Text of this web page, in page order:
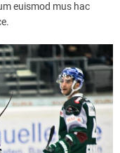
euismod mus hac